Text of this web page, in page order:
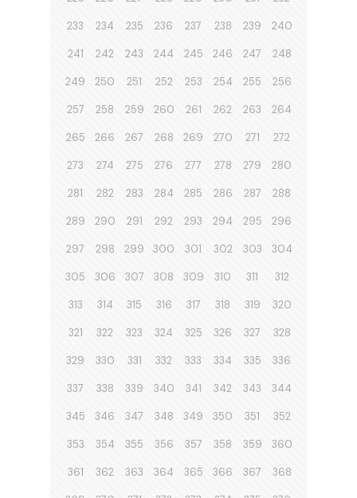
233 234 235 236 237 238 239 240
241 242 243 244 245 246 247 248
249 250 251 252 253 254 255 256
257 258 259 260 261 262 263 264
265 266 267 268 269 270 271 272
273 274 275 276 277 278 279 280
281 282 283 284 285 286 287 288
289 290 291 292 293 294 295 296
297 298 299 300 301 302 303 304
305 306 307 308 309 310 311 312
313 314 315 316 317 318 319 320
321 322 323 324 325 326 327 328
329 330 331 332 333 334 335 336
337 338 339 340 341 342 343 344
345 346 347 348 349 350 351 352
353 354 355 356 357 358 359 360
361 362 363 364 365 366 367 368